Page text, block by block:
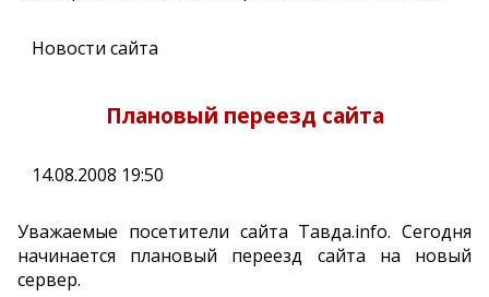
Новости сайта
Плановый переезд сайта
14.08.2008 19:50
Уважаемые посетители сайта Тавда.info. Сегодня
начинается плановый переезд сайта на новый
сервер.